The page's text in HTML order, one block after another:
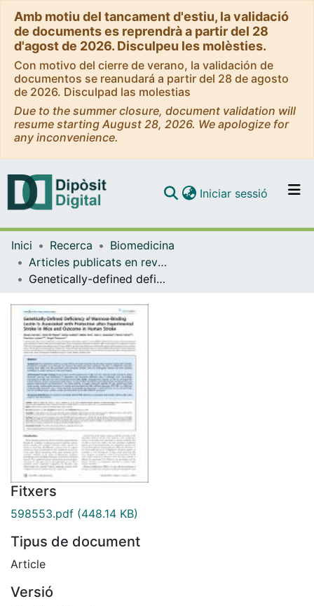
Amb motiu del tancament d'estiu, la validació
de documents es reprendrà a partir del 28
d'agost de 2026. Disculpeu les molèsties.
Con motivo del cierre de verano, la validación de
documentos se reanudará a partir del 28 de agosto
de 2026. Disculpad las molestias
Due to the summer closure, document validation will
resume starting August 28, 2026. We apologize for
any inconvenience.
Navega per tot el DD
Com publicar
Contacte
Iniciar sessió (current)
Inici Recerca
Biomedicina
Articles publicats en revistes (Biomedicina)
Genetically-defined deficiency of mannose-binding lectin is associated with protection after experimental stroke in mice and outcome in human stroke
Fitxers
598553.pdf (448.14 KB)
Tipus de document
Article
Versió